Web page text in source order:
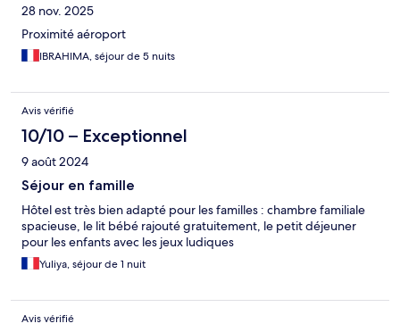
28 nov. 2025
Proximité aéroport
IBRAHIMA, séjour de 5 nuits
Avis vérifié
10/10 – Exceptionnel
9 août 2024
Séjour en famille
Hôtel est très bien adapté pour les familles : chambre familiale
spacieuse, le lit bébé rajouté gratuitement, le petit déjeuner
pour les enfants avec les jeux ludiques
Yuliya, séjour de 1 nuit
Avis vérifié